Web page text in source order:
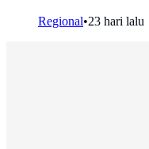
Regional•23 hari lalu